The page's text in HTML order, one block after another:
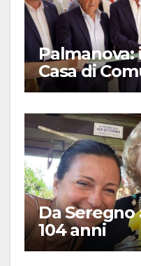
Casa di
Da Seregno
104 anni